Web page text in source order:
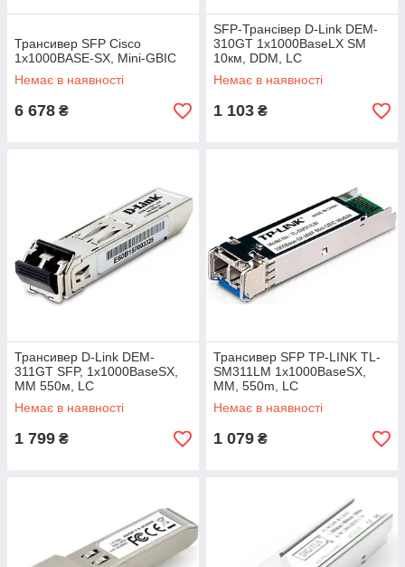
Трансивер SFP Cisco
1х1000BASE-SX, Mini-GBIC
Немає в наявності
6 678 ₴
SFP-Трансiвер D-Link DEM-
310GT 1x1000BaseLX SM
10км, DDM, LC
Немає в наявності
1 103 ₴
Трансивер D-Link DEM-
311GT SFP, 1x1000BaseSX,
MM 550м, LC
Немає в наявності
1 799 ₴
Трансивер SFP TP-LINK TL-
SM311LM 1x1000BaseSX,
MM, 550m, LC
Немає в наявності
1 079 ₴